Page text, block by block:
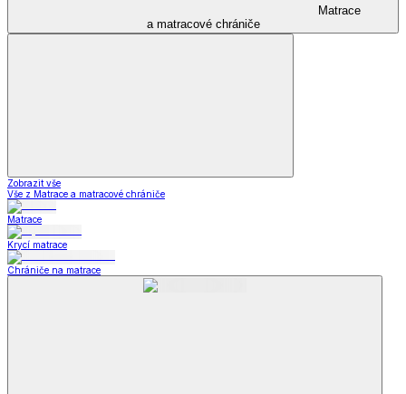
Matrace
a matracové chrániče
Zobrazit vše
Vše z Matrace a matracové chrániče
Matrace
Krycí matrace
Chrániče na matrace